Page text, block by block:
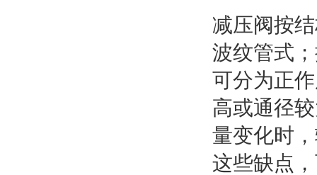
减压阀按
波纹管式
可分为正
高或通径
量变化时
这些缺点